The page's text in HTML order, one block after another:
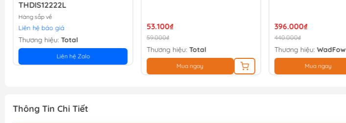
THDIS12222L
Hàng sắp về
Liên hệ báo giá
Thương hiệu: Total
Liên hệ Zalo
53.100₫
59.000₫
Thương hiệu: Total
Mua ngay
396.000₫
440.000₫
Thương hiệu:WadFow
Mua ngay
Thông Tin Chi Tiết